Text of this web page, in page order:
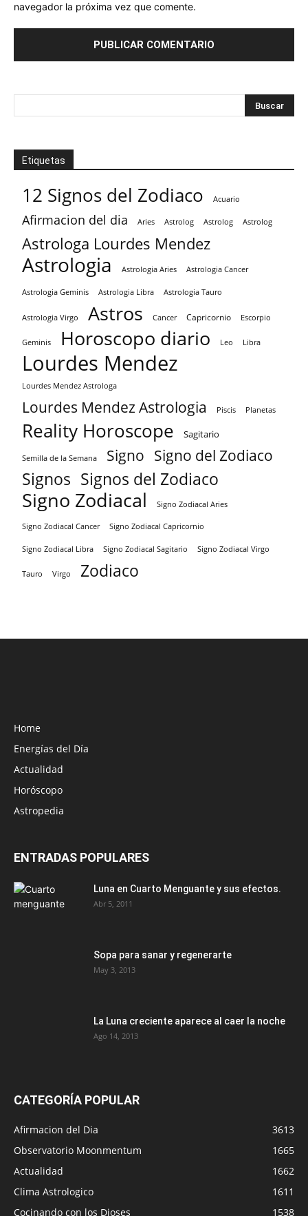
navegador la próxima vez que comente.
Etiquetas
12 Signos del Zodiaco Acuario
Afirmacion del dia Aries Astrolog Astrolog Astrolog
Astrologa Lourdes Mendez
Astrologia Astrologia Aries Astrologia Cancer
Astrologia Geminis Astrologia Libra Astrologia Tauro
Astrologia Virgo Astros Cancer Capricornio Escorpio
Geminis Horoscopo diario Leo Libra
Lourdes Mendez
Lourdes Mendez Astrologa
Lourdes Mendez Astrologia Piscis Planetas
Reality Horoscope Sagitario
Semilla de la Semana Signo Signo del Zodiaco
Signos Signos del Zodiaco
Signo Zodiacal Signo Zodiacal Aries
Signo Zodiacal Cancer Signo Zodiacal Capricornio
Signo Zodiacal Libra Signo Zodiacal Sagitario Signo Zodiacal Virgo
Tauro Virgo Zodiaco
Home
Energías del Día
Actualidad
Horóscopo
Astropedia
ENTRADAS POPULARES
Luna en Cuarto Menguante y sus efectos.
Abr 5, 2011
Sopa para sanar y regenerarte
May 3, 2013
La Luna creciente aparece al caer la noche
Ago 14, 2013
CATEGORÍA POPULAR
Afirmacion del Dia
3613
Observatorio Moonmentum
1665
Actualidad
1662
Clima Astrologico
1611
Cocinando con los Dioses
1538